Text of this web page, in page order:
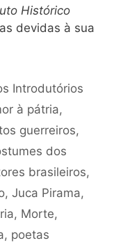
Histórico
devidas à sua
Introdutórios
à pátria,
guerreiros,
dos
brasileiros,
, Juca Pirama,
, Morte,
, poetas